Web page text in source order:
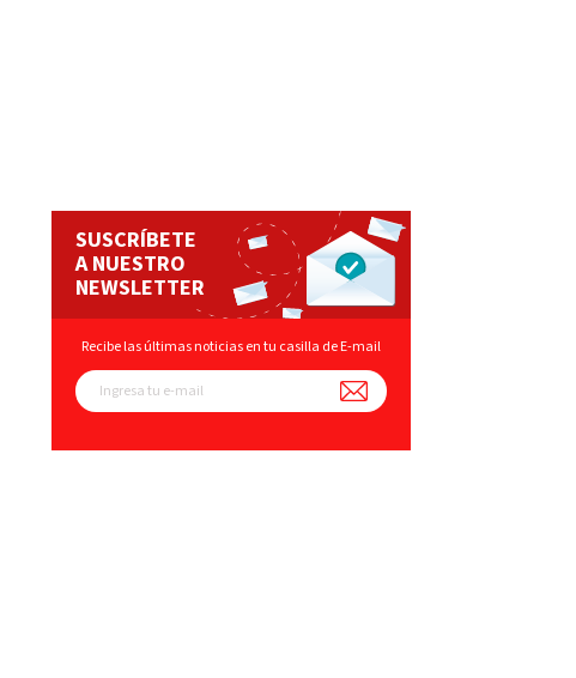
SUSCRÍBETE
A NUESTRO
NEWSLETTER
Recibe las últimas noticias en tu casilla de E-mail